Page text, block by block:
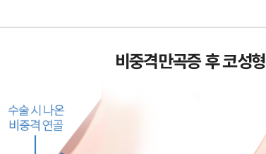
비중격만곡증 후 코성형